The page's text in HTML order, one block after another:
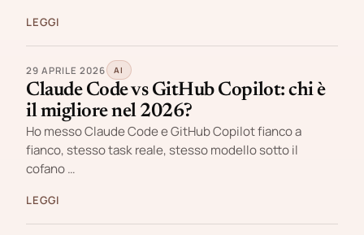
LEGGI
29 APRILE 2026 AI
Claude Code vs GitHub Copilot: chi è
il migliore nel 2026?
Ho messo Claude Code e GitHub Copilot fianco a
fianco, stesso task reale, stesso modello sotto il
cofano …
LEGGI